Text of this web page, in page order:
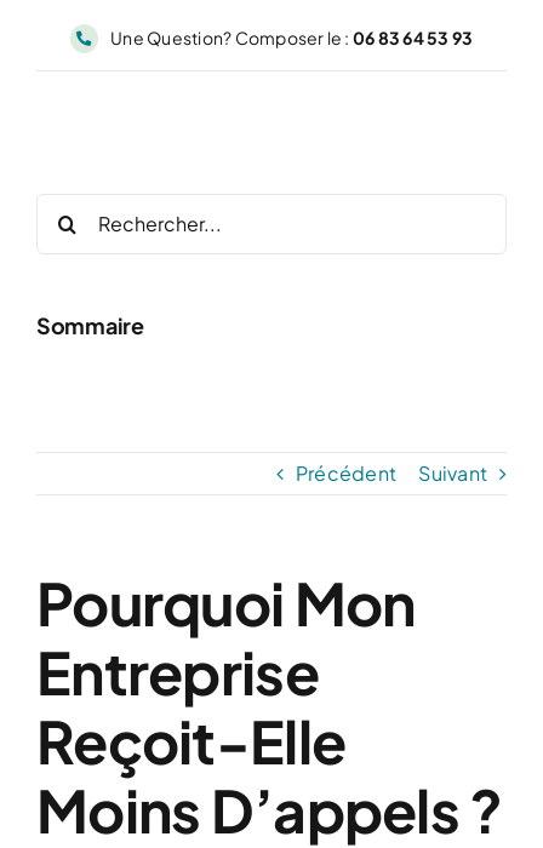
Une Question? Composer le : 06 83 64 53 93
Précédent Suivant
Pourquoi Mon
Entreprise
Reçoit-Elle
Moins D’appels ?
Rechercher:
Sommaire